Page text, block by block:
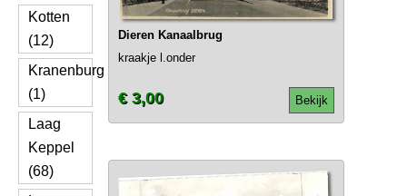
Kotten
(12)
Kranenburg
(1)
Laag
Keppel
(68)
Dieren Kanaalbrug
kraakje l.onder
Bekijk
€ 3,00